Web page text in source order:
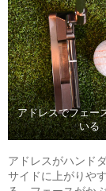
アドレスでフェー
いる
アドレスがハンド
サイドに上がりや